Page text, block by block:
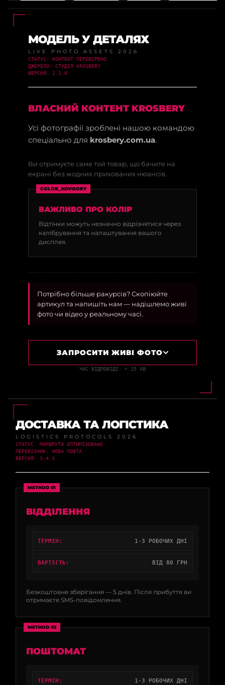
МОДЕЛЬ У ДЕТАЛЯХ
LIVE PHOTO ASSETS 2026
СТАТУС: КОНТЕНТ ПЕРЕВІРЕНО
ДЖЕРЕЛО: СТУДІЯ KROSBERY
ВЕРСИЯ: 2.1.0
ВЛАСНИЙ КОНТЕНТ KROSBERY
Усі фотографії зроблені нашою командою
спеціально для krosbery.com.ua.
Ви отримуєте саме той товар, що бачите на
екрані без жодних прихованих нюансів.
COLOR_ADVISORY
ВАЖЛИВО ПРО КОЛІР
Відтінки можуть незначно відрізнятися через
калібрування та налаштування вашого
дисплея.
Потрібно більше ракурсів? Скопіюйте
артикул та напишіть нам — надішлемо живі
фото чи відео у реальному часі.
ЗАПРОСИТИ ЖИВІ ФОТО
ЧАС ВІДПОВІДІ: < 15 ХВ
ДОСТАВКА ТА ЛОГІСТИКА
LOGISTICS PROTOCOLS 2026
СТАТУС: МАРШРУТИ ОПТИМІЗОВАНО
ПЕРЕВІЗНИК: НОВА ПОШТА
ВЕРСИЯ: 3.4.3
METHOD 01
ВІДДІЛЕННЯ
ТЕРМІН: 1-3 РОБОЧИХ ДНІ
ВАРТІСТЬ: ВІД 80 ГРН
Безкоштовне зберігання — 5 днів. Після прибуття ви
отримаєте SMS-повідомлення.
METHOD 02
ПОШТОМАТ
ТЕРМІН: 1-3 РОБОЧИХ ДНІ